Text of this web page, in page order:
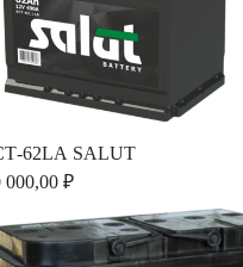
62LА SALUT
000,00 ₽